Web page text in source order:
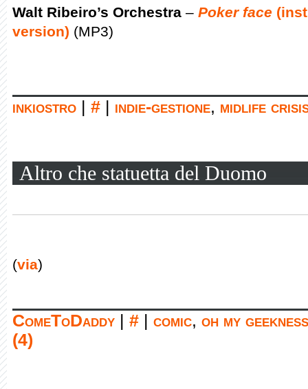
Walt Ribeiro’s Orchestra – Poker face
version) (MP3)
inkiostro # indie-gestione, midlife
Altro che statuetta del Duomo
(via)
ComeToDaddy # comic, oh my geekness
(4)